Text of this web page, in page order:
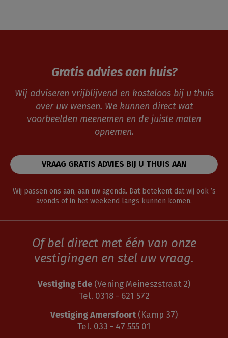
Gratis advies aan huis?
Wij adviseren vrijblijvend en kosteloos bij u thuis
over uw wensen. We kunnen direct wat
voorbeelden meenemen en de juiste maten
opnemen.
VRAAG GRATIS ADVIES BIJ U THUIS AAN
Wij passen ons aan, aan uw agenda. Dat betekent dat wij ook ’s
avonds of in het weekend langs kunnen komen.
Of bel direct met één van onze
vestigingen en stel uw vraag.
Vestiging Ede (Vening Meineszstraat 2)
Tel. 0318 - 621 572
Vestiging Amersfoort (Kamp 37)
Tel. 033 - 47 555 01